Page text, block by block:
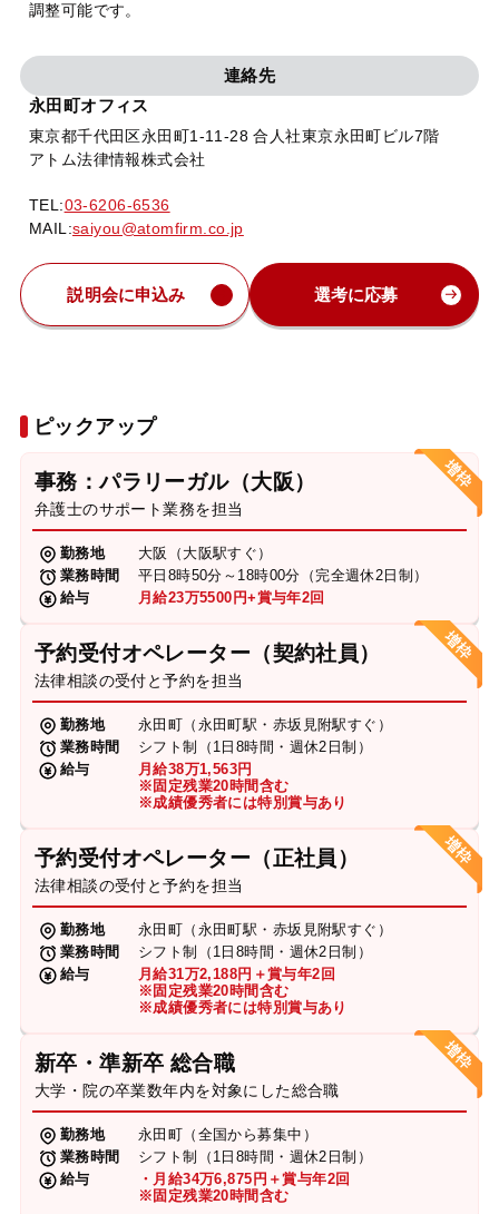
調整可能です。
連絡先
永田町オフィス
東京都千代田区永田町1-11-28 合人社東京永田町ビル7階
アトム法律情報株式会社
TEL:03-6206-6536
MAIL:saiyou@atomfirm.co.jp
説明会に申込み 選考に応募
ピックアップ
事務：パラリーガル（大阪）
弁護士のサポート業務を担当
勤務地
大阪（大阪駅すぐ）
業務時間
平日8時50分～18時00分（完全週休2日制）
給与
月給23万5500円+賞与年2回
予約受付オペレーター（契約社員）
法律相談の受付と予約を担当
勤務地
永田町（永田町駅・赤坂見附駅すぐ）
業務時間
シフト制（1日8時間・週休2日制）
給与
月給38万1,563円
※固定残業20時間含む
※成績優秀者には特別賞与あり
予約受付オペレーター（正社員）
法律相談の受付と予約を担当
勤務地
永田町（永田町駅・赤坂見附駅すぐ）
業務時間
シフト制（1日8時間・週休2日制）
給与
月給31万2,188円＋賞与年2回
※固定残業20時間含む
※成績優秀者には特別賞与あり
新卒・準新卒 総合職
大学・院の卒業数年内を対象にした総合職
勤務地
永田町（全国から募集中）
業務時間
シフト制（1日8時間・週休2日制）
給与
・月給34万6,875円＋賞与年2回
※固定残業20時間含む